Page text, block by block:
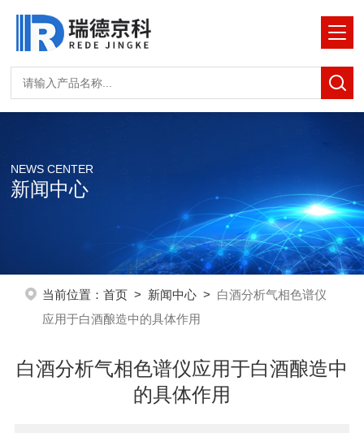
NEWS CENTER
新闻中心
当前位置： 首页> 新闻中心> 白酒分析气相色谱仪
应用于白酒酿造中的具体作用
白酒分析气相色谱仪应用于白酒酿造中
的具体作用